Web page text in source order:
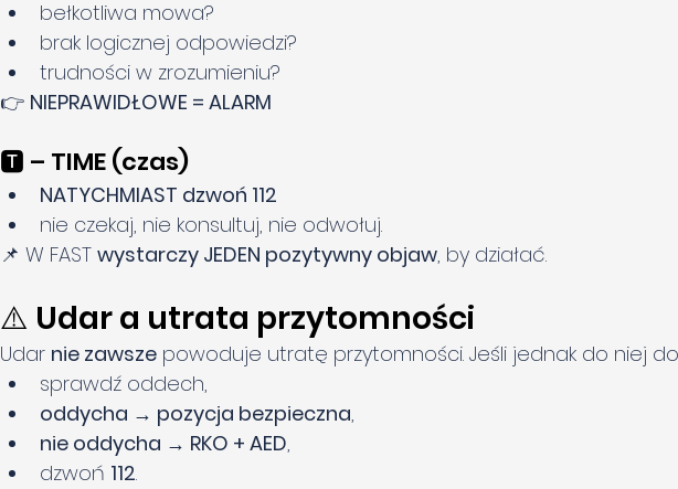
bełkotliwa mowa?
brak logicznej odpowiedzi?
trudności w zrozumieniu?
👉 NIEPRAWIDŁOWE = ALARM
🆃 – TIME (czas)
NATYCHMIAST dzwoń 112
nie czekaj, nie konsultuj, nie odwołuj.
📌 W FAST wystarczy JEDEN pozytywny objaw, by działać.
⚠️ Udar a utrata przytomności
Udar nie zawsze powoduje utratę przytomności. Jeśli jednak do niej
sprawdź oddech,
oddycha → pozycja bezpieczna,
nie oddycha → RKO + AED,
dzwoń 112.